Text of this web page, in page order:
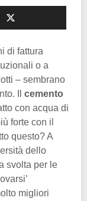
di fattura
o a
– sembrano
Il cemento
con acqua di
forte con il
questo? A
dello
svolta per le
migliori